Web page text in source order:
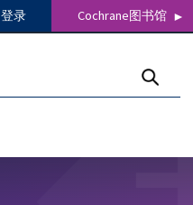
登录 Cochrane图书馆